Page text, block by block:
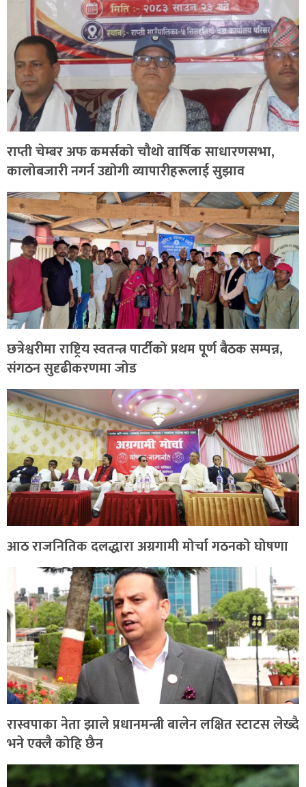
राप्ती चेम्बर अफ कमर्सको चौथो वार्षिक साधारणसभा,
कालोबजारी नगर्न उद्योगी व्यापारीहरूलाई सुझाव
छत्रेश्वरीमा राष्ट्रिय स्वतन्त्र पार्टीको प्रथम पूर्ण बैठक सम्पन्न,
संगठन सुदृढीकरणमा जोड
आठ राजनितिक दलद्धारा अग्रगामी मोर्चा गठनको घोषणा
रास्वपाका नेता झाले प्रधानमन्त्री बालेन लक्षित स्टाटस लेख्दै
भने एक्लै कोहि छैन